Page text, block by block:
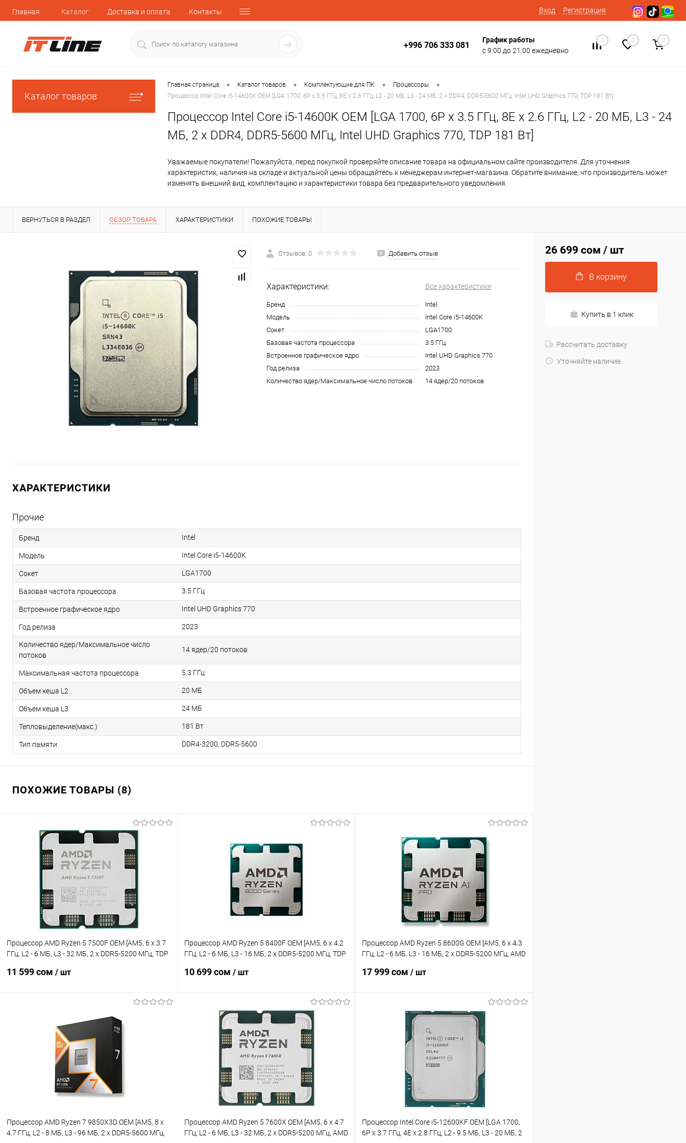
Главная Каталог Доставка и оплата Контакты Вход Регистрация
+996 706 333 081
График работы
с 9:00 до 21:00 ежедневно
0 0 0
Каталог товаров
Главная страница • Каталог товаров • Комплектующие для ПК • Процессоры •
Процессор Intel Core i5-14600K OEM [LGA 1700, 6P x 3.5 ГГц, 8E x 2.6 ГГц, L2 - 20 МБ, L3 - 24 МБ, 2 х DDR4, DDR5-5600 МГц, Intel UHD Graphics 770, TDP 181 Вт]
Процессор Intel Core i5-14600K OEM [LGA 1700, 6P x 3.5 ГГц, 8E x 2.6 ГГц, L2 - 20 МБ, L3 - 24
МБ, 2 х DDR4, DDR5-5600 МГц, Intel UHD Graphics 770, TDP 181 Вт]
Уважаемые покупатели! Пожалуйста, перед покупкой проверяйте описание товара на официальном сайте производителя. Для уточнения
характеристик, наличия на складе и актуальной цены обращайтесь к менеджерам интернет-магазина. Обратите внимание, что производитель может
изменять внешний вид, комплектацию и характеристики товара без предварительного уведомления.
ВЕРНУТЬСЯ В РАЗДЕЛ ОБЗОР ТОВАРА ХАРАКТЕРИСТИКИ ПОХОЖИЕ ТОВАРЫ
Отзывов: 0 Добавить отзыв
Характеристики: Все характеристики
Бренд
Intel
Модель
Intel Core i5-14600K
Сокет
LGA1700
Базовая частота процессора
3.5 ГГц
Встроенное графическое ядро
Intel UHD Graphics 770
Год релиза
2023
Количество ядер/Максимальное число потоков
14 ядер/20 потоков
ХАРАКТЕРИСТИКИ
Прочие
Бренд Intel
Модель Intel Core i5-14600K
Сокет LGA1700
Базовая частота процессора 3.5 ГГц
Встроенное графическое ядро Intel UHD Graphics 770
Год релиза 2023
Количество ядер/Максимальное число
потоков
14 ядер/20 потоков
Максимальная частота процессора 5.3 ГГц
Объем кеша L2 20 МБ
Объем кеша L3 24 МБ
Тепловыделение(макс.) 181 Вт
Тип памяти DDR4-3200, DDR5-5600
ПОХОЖИЕ ТОВАРЫ (8)
Процессор AMD Ryzen 5 7500F OEM [AM5, 6 x 3.7
ГГц, L2 - 6 МБ, L3 - 32 МБ, 2 х DDR5-5200 МГц, TDP
11 599 сом / шт
В корзину
Купить в 1 клик
Уточняйте наличие
Процессор AMD Ryzen 5 8400F OEM [AM5, 6 x 4.2
ГГц, L2 - 6 МБ, L3 - 16 МБ, 2 х DDR5-5200 МГц, TDP
10 699 сом / шт
В корзину
Купить в 1 клик Сравнение
Процессор AMD Ryzen 5 8600G OEM [AM5, 6 x 4.3
ГГц, L2 - 6 МБ, L3 - 16 МБ, 2 х DDR5-5200 МГц, AMD
17 999 сом / шт
В корзину
Купить в 1 клик Сравнение
Процессор AMD Ryzen 7 9850X3D OEM [AM5, 8 x
4.7 ГГц, L2 - 8 МБ, L3 - 96 МБ, 2 х DDR5-5600 МГц,
Процессор AMD Ryzen 5 7600X OEM [AM5, 6 x 4.7
ГГц, L2 - 6 МБ, L3 - 32 МБ, 2 х DDR5-5200 МГц, AMD
Процессор Intel Core i5-12600KF OEM [LGA 1700,
6P x 3.7 ГГц, 4E x 2.8 ГГц, L2 - 9.5 МБ, L3 - 20 МБ, 2
26 699 сом / шт
В корзину
Купить в 1 клик
Рассчитать доставку
Уточняйте наличие